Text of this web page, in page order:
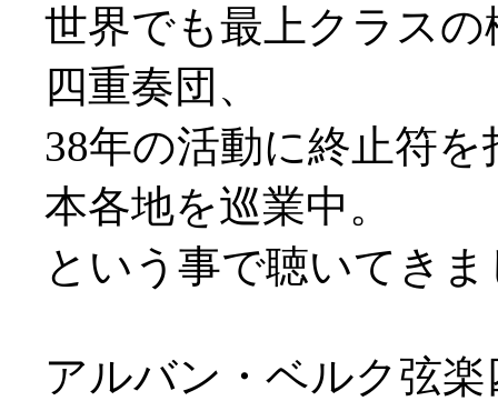
世界でも最上クラス
四重奏団、
38年の活動に終止符
本各地を巡業中。
という事で聴いてき
アルバン・ベルク弦楽